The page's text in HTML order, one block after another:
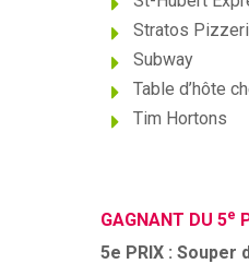
Stratos
Subway
Table d’hôte
Tim Hortons
GAGNANT DU 5e
5e PRIX :